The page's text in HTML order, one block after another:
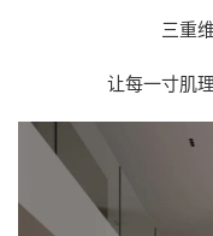
三重
让每一寸肌